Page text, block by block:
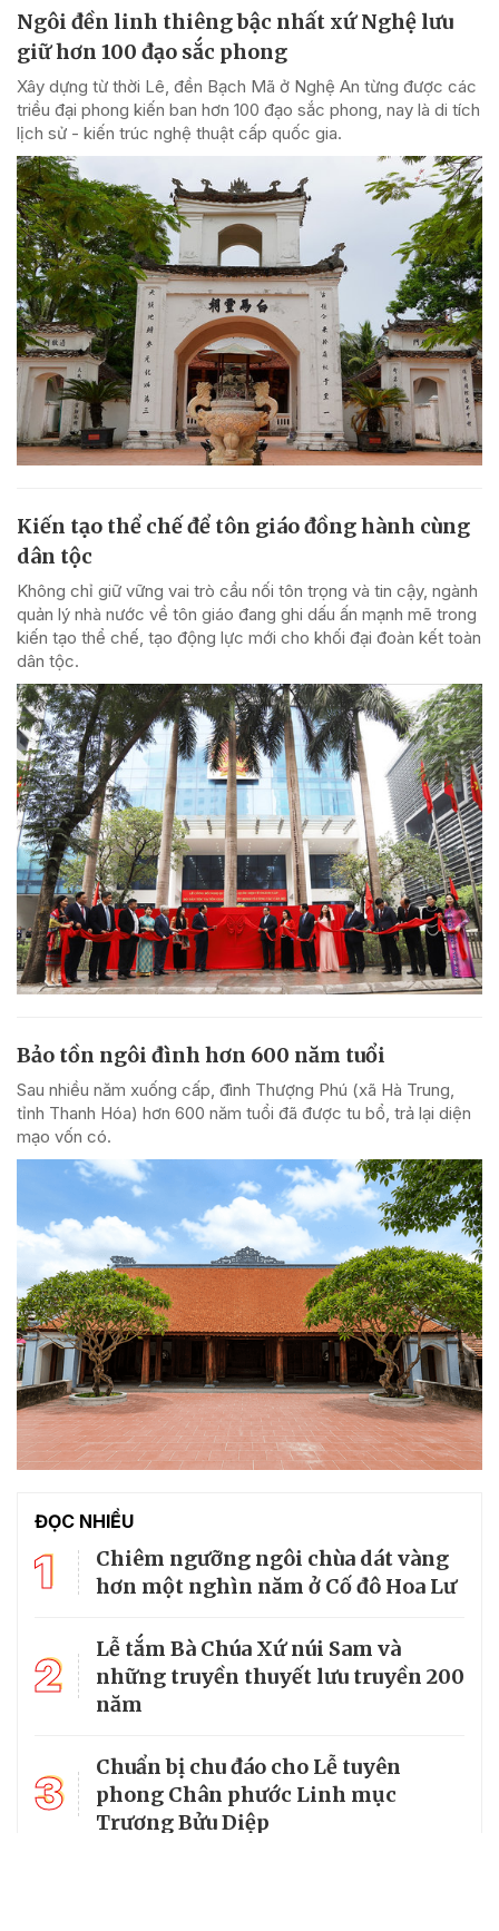
Ngôi đền linh thiêng bậc nhất xứ Nghệ lưu
giữ hơn 100 đạo sắc phong
Xây dựng từ thời Lê, đền Bạch Mã ở Nghệ An từng được các
triều đại phong kiến ban hơn 100 đạo sắc phong, nay là di tích
lịch sử - kiến trúc nghệ thuật cấp quốc gia.
Kiến tạo thể chế để tôn giáo đồng hành cùng
dân tộc
Không chỉ giữ vững vai trò cầu nối tôn trọng và tin cậy, ngành
quản lý nhà nước về tôn giáo đang ghi dấu ấn mạnh mẽ trong
kiến tạo thể chế, tạo động lực mới cho khối đại đoàn kết toàn
dân tộc.
Bảo tồn ngôi đình hơn 600 năm tuổi
Sau nhiều năm xuống cấp, đình Thượng Phú (xã Hà Trung,
tỉnh Thanh Hóa) hơn 600 năm tuổi đã được tu bổ, trả lại diện
mạo vốn có.
ĐỌC NHIỀU
1
Chiêm ngưỡng ngôi chùa dát vàng
hơn một nghìn năm ở Cố đô Hoa Lư
2
Lễ tắm Bà Chúa Xứ núi Sam và
những truyền thuyết lưu truyền 200
năm
3
Chuẩn bị chu đáo cho Lễ tuyên
phong Chân phước Linh mục
Trương Bửu Diệp